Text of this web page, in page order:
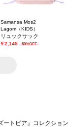
Samansa Mos2
Lagom（KIDS）
リュックサック
￥2,145 -50%OFF-